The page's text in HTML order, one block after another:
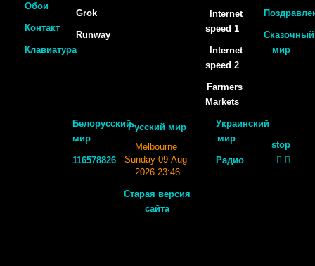
Обои
Контакт
Клавиатура
Grok
Runway
Internet
speed 1
Internet
speed 2
Farmers
Markets
Сказочный
мир
Белорусский
мир
116578826
Русский мир
Melbourne
Sunday 09-Aug-
2026 23:46
Старая версия
сайта
Украинский
мир
Радио
stop